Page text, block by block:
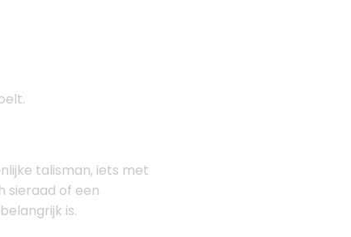
talisman, iets met
sieraad of een
is.